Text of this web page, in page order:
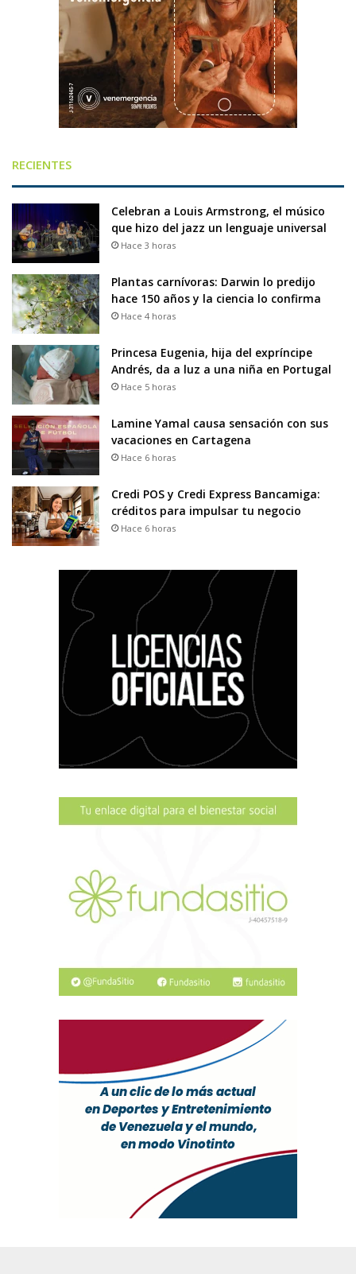
RECIENTES
Celebran a Louis Armstrong, el músico
que hizo del jazz un lenguaje universal
Hace 3 horas
Plantas carnívoras: Darwin lo predijo
hace 150 años y la ciencia lo confirma
Hace 4 horas
Princesa Eugenia, hija del expríncipe
Andrés, da a luz a una niña en Portugal
Hace 5 horas
Lamine Yamal causa sensación con sus
vacaciones en Cartagena
Hace 6 horas
Credi POS y Credi Express Bancamiga:
créditos para impulsar tu negocio
Hace 6 horas